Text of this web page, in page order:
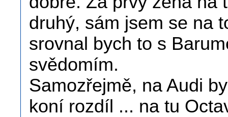
druhý, sám jsem se na
srovnal bych to s
svědomím.
Samozřejmě, na Audi
koní rozdíl ... na tu